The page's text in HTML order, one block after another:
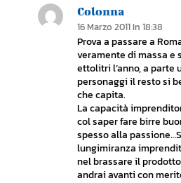
Colonna
16 Marzo 2011 In 18:38
Prova a passare a
veramente di massa e
ettolitri l’anno, a parte
personaggi il resto si
che capita.
La capacità
col saper fare birre
spesso alla
lungimiranza
nel brassare il
andrai avanti con